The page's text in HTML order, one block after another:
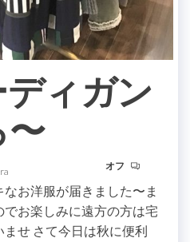
ィガン
〜
オフ
お洋服が届きました〜ま
お楽しみに遠方の方は宅
せ さて今日は秋に便利